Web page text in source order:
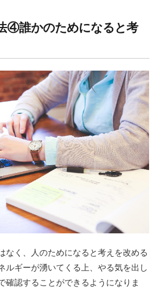
④誰かのためになると考
なく、人のためになると考えを改める
ルギーが湧いてくる上、やる気を出し
確認することができるようになりま